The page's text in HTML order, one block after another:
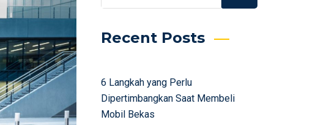
Recent Posts
6 Langkah yang Perlu
Dipertimbangkan Saat Membeli
Mobil Bekas